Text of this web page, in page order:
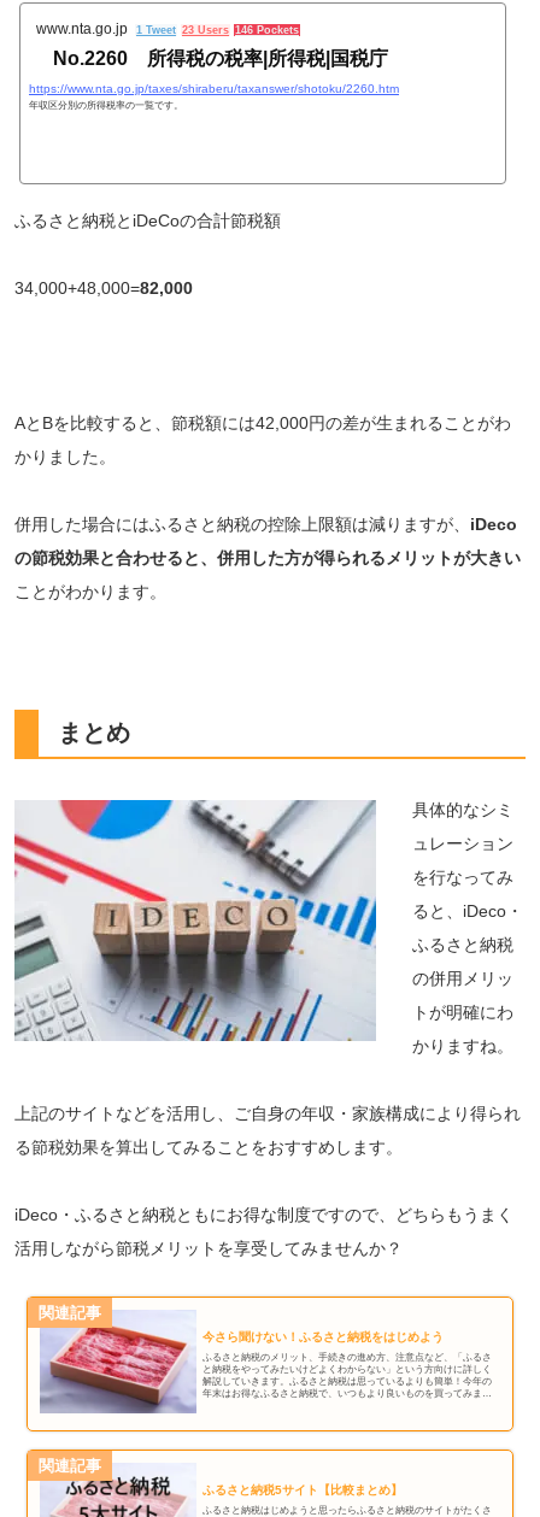
www.nta.go.jp 1 Tweet 23 Users 146 Pockets
No.2260 所得税の税率|所得税|国税庁
https://www.nta.go.jp/taxes/shiraberu/taxanswer/shotoku/2260.htm
年収区分別の所得税率の一覧です。
ふるさと納税とiDeCoの合計節税額
34,000+48,000=82,000
AとBを比較すると、節税額には42,000円の差が生まれることがわ
かりました。
併用した場合にはふるさと納税の控除上限額は減りますが、 iDeco
の節税効果と合わせると、併用した方が得られるメリットが大きい
ことがわかります。
まとめ
具体的なシミ
ュレーション
を行なってみ
ると、iDeco・
ふるさと納税
の併用メリッ
トが明確にわ
かりますね。
上記のサイトなどを活用し、ご自身の年収・家族構成により得られ
る節税効果を算出してみることをおすすめします。
iDeco・ふるさと納税ともにお得な制度ですので、どちらもうまく
活用しながら節税メリットを享受してみませんか？
関連記事
今さら聞けない！ふるさと納税をはじめよう
ふるさと納税のメリット、手続きの進め方、注意点など、「ふるさ
と納税をやってみたいけどよくわからない」という方向けに詳しく
解説していきます。ふるさと納税は思っているよりも簡単！今年の
年末はお得なふるさと納税で、いつもより良いものを買ってみまし
関連記事
ふるさと納税5サイト【比較まとめ】
ふるさと納税はじめようと思ったらふるさと納税のサイトがたくさ